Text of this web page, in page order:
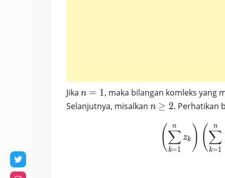
Jika n
=
n = 1, maka bilangan komleks yang
Selanjutnya, misalkan n
n ≥ 2. Perhatikan
( k=1
∑
n
zk )( k=1
∑
n